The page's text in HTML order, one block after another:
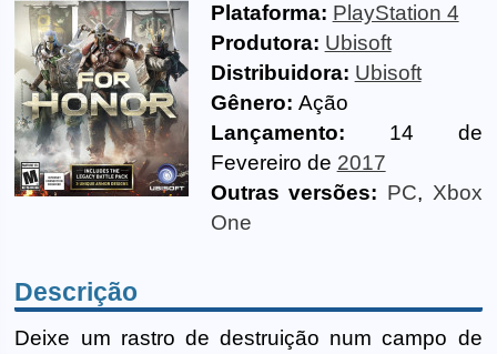
Plataforma: PlayStation 4
Produtora: Ubisoft
Distribuidora: Ubisoft
Gênero: Ação
Lançamento: 14 de
Fevereiro de 2017
Outras versões: PC, Xbox
One
Descrição
Deixe um rastro de destruição num campo de